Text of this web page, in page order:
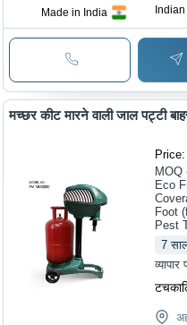
Made in India
मच्छर कीट मारने वाली जाल पट्टी
MOQ
Eco
Foot
Pest
7
व्यापार